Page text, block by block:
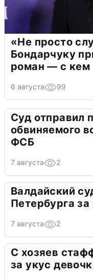
«Не просто
Бондарчуку
роман — с кем
6 августа 99
Суд отправил
обвиняемого
ФСБ
7 августа 2
Валдайский
Петербурга за
7 августа 2
С хозяев
за укус